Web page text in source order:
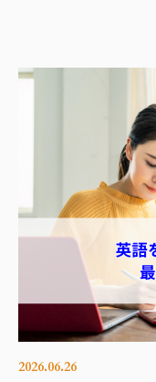
2026.06.26